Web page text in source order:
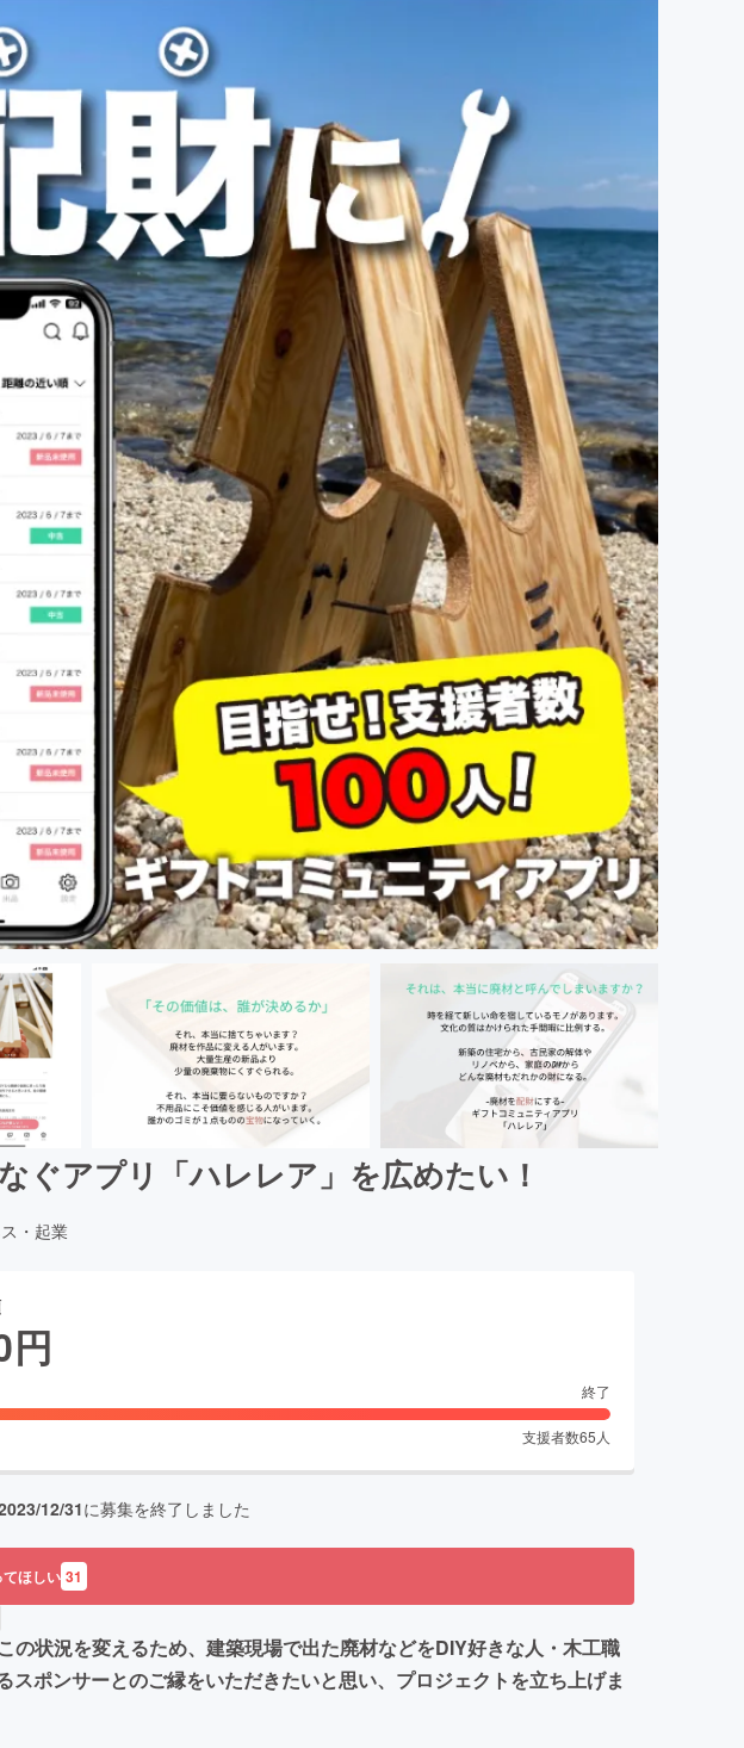
ぐアプリ「ハレレア」を広めたい！
・起業
円
終了
支援者数65 人
12/31に募集を終了しました
ほしい 31
状況を変えるため、建築現場で出た廃材などをDIY好きな人・木工職
ポンサーとのご縁をいただきたいと思い、プロジェクトを立ち上げま